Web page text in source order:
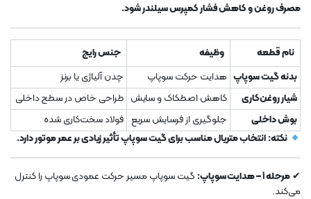
مصرف روغن و کاهش فشار کمپرس سیلندر شود.
نام قطعه وظیفه
جنس رایج
بدنه گیت سوپاپ هدایت حرکت سوپاپ
چدن آلیاژی یا برنز
شیار روغن‌کاری
کاهش اصطکاک و سایش طراحی خاص در سطح داخلی
بوش داخلی
جلوگیری از فرسایش سریع فولاد سخت‌کاری شده
نکته:انتخاب متریال مناسب برای گیت سوپاپ تأثیر زیادی بر عمر موتور دارد.
✔مرحله 1 – هدایت سوپاپ:
گیت سوپاپ مسیر حرکت عمودی سوپاپ را کنترل
می‌کند.